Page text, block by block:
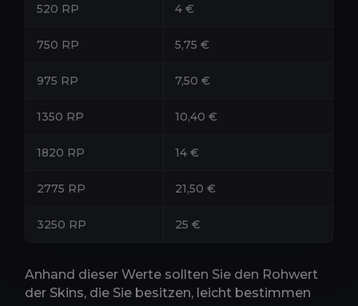
520 RP 4 €
750 RP 5,75 €
975 RP 7,50 €
1350 RP 10,40 €
1820 RP 14 €
2775 RP 21,50 €
3250 RP 25 €
Anhand dieser Werte sollten Sie den Rohwert
der Skins, die Sie besitzen, leicht bestimmen